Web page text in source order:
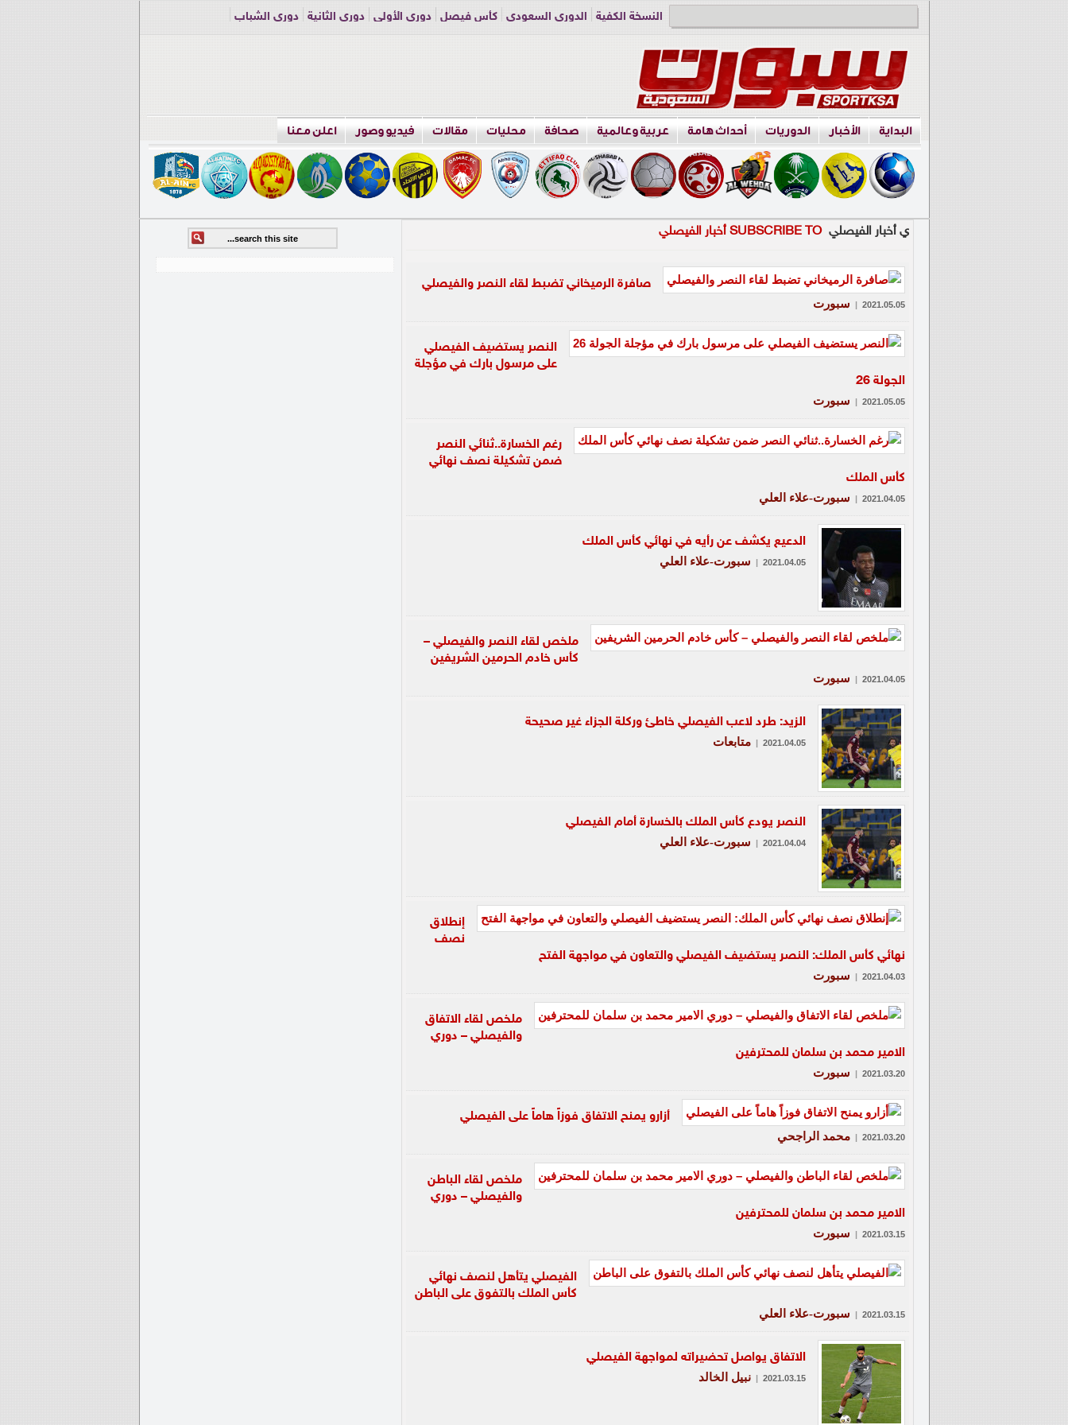
النسخة الكفية الدوري السعودي كأس فيصل دوري الأولى دوري الثانية
دوري الشباب
البداية الأخبار الدوريات أحداث هامة عربية وعالمية صحافة محليات مقالات فيديو وصور اعلن معنا
ي أخبار الفيصلي SUBSCRIBE TO أخبار الفيصلي
صافرة الرميخاني تضبط لقاء النصر والفيصلي
2021.05.05
| سبورت
النصر يستضيف الفيصلي
على مرسول بارك في مؤجلة
الجولة 26
2021.05.05
| سبورت
رغم الخسارة..ثنائي النصر
ضمن تشكيلة نصف نهائي
كأس الملك
2021.04.05
| سبورت-علاء العلي
الدعيع يكشف عن رأيه في نهائي كأس الملك
2021.04.05
| سبورت-علاء العلي
ملخص لقاء النصر والفيصلي –
كأس خادم الحرمين الشريفين
2021.04.05
| سبورت
الزيد: طرد لاعب الفيصلي خاطئ وركلة الجزاء غير صحيحة
2021.04.05
| متابعات
النصر يودع كأس الملك بالخسارة أمام الفيصلي
2021.04.04
| سبورت-علاء العلي
إنطلاق
نصف
نهائي كأس الملك: النصر يستضيف الفيصلي والتعاون في مواجهة الفتح
2021.04.03
| سبورت
ملخص لقاء الاتفاق
والفيصلي – دوري
الامير محمد بن سلمان للمحترفين
2021.03.20
| سبورت
أزارو يمنح الاتفاق فوزاً هاماً على الفيصلي
2021.03.20
| محمد الراجحي
ملخص لقاء الباطن
والفيصلي – دوري
الامير محمد بن سلمان للمحترفين
2021.03.15
| سبورت
الفيصلي يتأهل لنصف نهائي
كأس الملك بالتفوق على الباطن
2021.03.15
| سبورت-علاء العلي
الاتفاق يواصل تحضيراته لمواجهة الفيصلي
2021.03.15
| نبيل الخالد